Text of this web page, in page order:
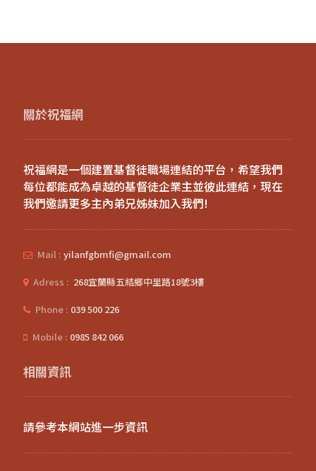
關於祝福網
祝福網是一個建置基督徒職場連結的平台，希望我們
每位都能成為卓越的基督徒企業主並彼此連結，現在
我們邀請更多主內弟兄姊妹加入我們!
Mail : yilanfgbmfi@gmail.com
Adress : 268宜蘭縣五結鄉中里路18號3樓
Phone : 039 500 226
Mobile : 0985 842 066
相關資訊
請參考本網站進一步資訊